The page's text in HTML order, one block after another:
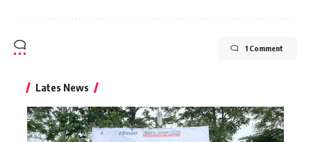
1 Comment
Lates News